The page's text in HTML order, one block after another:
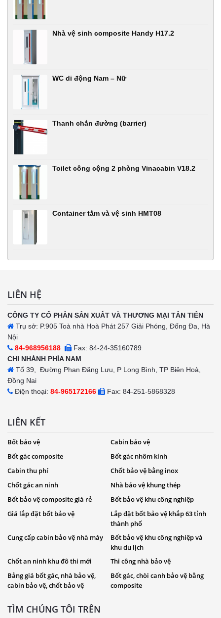
Nhà vệ sinh composite Handy H17.2
WC di động Nam – Nữ
Thanh chắn đường (barrier)
Toilet công cộng 2 phòng Vinacabin V18.2
Container tắm và vệ sinh HMT08
LIÊN HỆ
CÔNG TY CỔ PHẦN SẢN XUẤT VÀ THƯƠNG MẠI TÂN TIẾN
Trụ sở: P.905 Toà nhà Hoà Phát 257 Giải Phóng, Đống Đa, Hà
Nội
84-968956188
Fax: 84-24-35160789
CHI NHÁNH PHÍA NAM
Tổ 39, Đường Phan Đăng Lưu, P Long Bình, TP Biên Hoà,
Đồng Nai
Điện thoại: 84-965172166 Fax: 84-251-5868328
LIÊN KẾT
Bốt bảo vệ
Cabin bảo vệ
Bốt gác composite
Bốt gác nhôm kính
Cabin thu phí
Chốt bảo vệ bằng inox
Chốt gác an ninh
Nhà bảo vệ khung thép
Bốt bảo vệ composite giá rẻ
Bốt bảo vệ khu công nghiệp
Giá lắp đặt bốt bảo vệ
Lắp đặt bốt bảo vệ khắp 63 tỉnh
thành phố
Cung cấp cabin bảo vệ nhà máy Bốt bảo vệ khu công nghiệp và
khu du lịch
Chốt an ninh khu đô thi mới
Thi công nhà bảo vệ
Bảng giá bốt gác, nhà bảo vệ,
cabin bảo vệ, chốt bảo vệ
Bốt gác, chòi canh bảo vệ bằng
composite
TÌM CHÚNG TÔI TRÊN